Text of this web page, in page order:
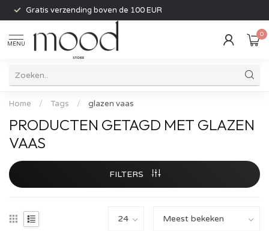
Gratis verzending boven de 100 EUR
MENU
0
Home / Tags / glazen vaas
PRODUCTEN GETAGD MET GLAZEN
VAAS
FILTERS